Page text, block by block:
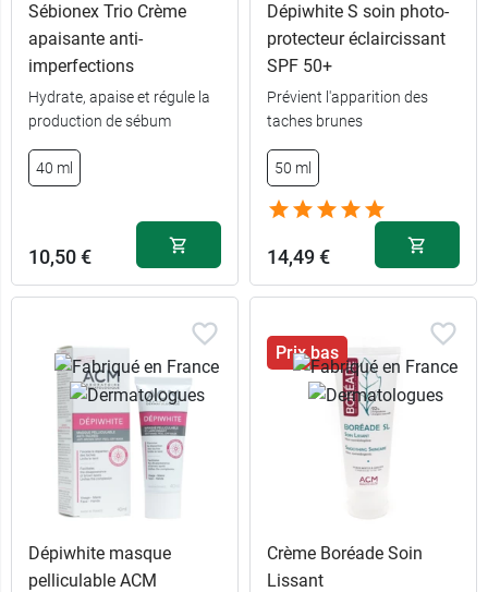
Sébionex Trio Crème
apaisante anti-
imperfections
Hydrate, apaise et régule la
production de sébum
40 ml
10,50 €
Dépiwhite S soin photo-
protecteur éclaircissant
SPF 50+
Prévient l'apparition des
taches brunes
50 ml
14,49 €
Dépiwhite masque
pelliculable ACM
Prix bas
Crème Boréade Soin
Lissant